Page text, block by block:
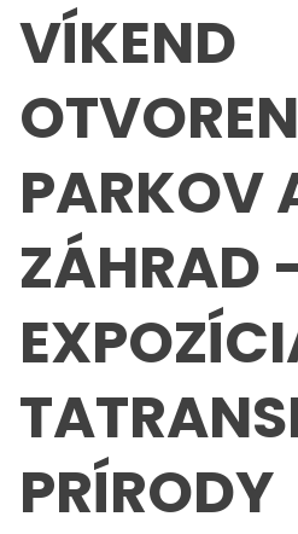
VÍKEND
PARKOV
ZÁHRAD
PRÍRODY